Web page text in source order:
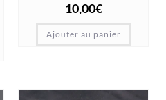
10,00€
Ajouter au panier